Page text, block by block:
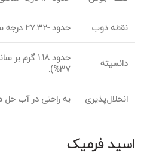
نقطه ذوب
حدود -27.32 درجه سانتی‌گراد.
دانسیته حدود 1.18
37%).
انحلال‌پذیری
به راحتی در آب حل
اسید فرمیک